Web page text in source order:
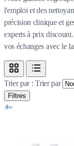
l'emploi et des
précision clinique et
experts à prix
vos échanges avec le
Trier par :Trier par
Filtres